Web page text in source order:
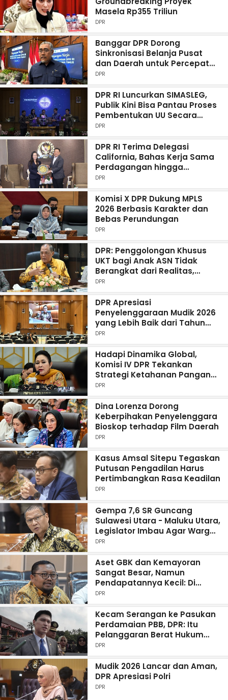
Masela Rp355 Triliun
DPR
Banggar DPR Dorong
Sinkronisasi Belanja Pusat
dan Daerah untuk Percepat
Pembangunan Jawa Timur
DPR
DPR RI Luncurkan SIMASLEG,
Publik Kini Bisa Pantau Proses
Pembentukan UU Secara
Digital
DPR
DPR RI Terima Delegasi
California, Bahas Kerja Sama
Perdagangan hingga
Pendidikan
DPR
Komisi X DPR Dukung MPLS
2026 Berbasis Karakter dan
Bebas Perundungan
DPR
DPR: Penggolongan Khusus
UKT bagi Anak ASN Tidak
Berangkat dari Realitas,
Pemerintah Salah Persepsi
DPR
DPR Apresiasi
Penyelenggaraan Mudik 2026
yang Lebih Baik dari Tahun
Sebelumnya
DPR
Hadapi Dinamika Global,
Komisi IV DPR Tekankan
Strategi Ketahanan Pangan
Nasional
DPR
Dina Lorenza Dorong
Keberpihakan Penyelenggara
Bioskop terhadap Film Daerah
DPR
Kasus Amsal Sitepu Tegaskan
Putusan Pengadilan Harus
Pertimbangkan Rasa Keadilan
DPR
Gempa 7,6 SR Guncang
Sulawesi Utara - Maluku Utara,
Legislator Imbau Agar Warga
Waspada
DPR
Aset GBK dan Kemayoran
Sangat Besar, Namun
Pendapatannya Kecil: Di
Manakah Merah Putih-nya?
DPR
Kecam Serangan ke Pasukan
Perdamaian PBB, DPR: Itu
Pelanggaran Berat Hukum
Internasional
DPR
Mudik 2026 Lancar dan Aman,
DPR Apresiasi Polri
DPR